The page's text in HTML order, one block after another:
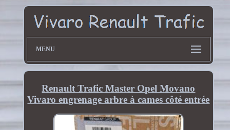
MENU
Renault Trafic Master Opel Movano
Vivaro engrenage arbre à cames côté entrée